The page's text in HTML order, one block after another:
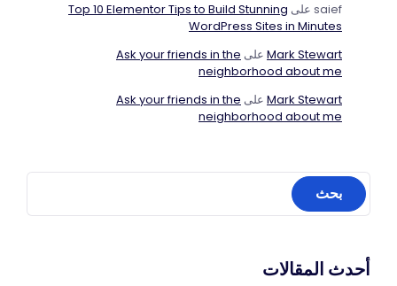
saief على Top 10 Elementor Tips to Build Stunning
WordPress Sites in Minutes
Mark Stewart على Ask your friends in the
neighborhood about me
Mark Stewart على Ask your friends in the
neighborhood about me
أحدث المقالات